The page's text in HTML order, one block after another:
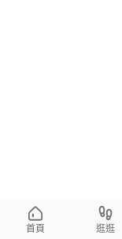
首頁 逛逛